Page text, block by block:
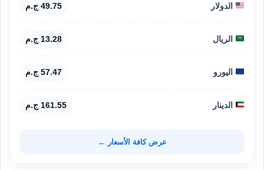
الدولار 49.75 ج.م
الريال 13.28 ج.م
اليورو 57.47 ج.م
الدينار 161.55 ج.م
عرض كافة الأسعار ←